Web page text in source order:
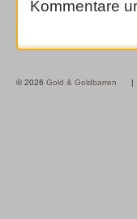
Kommentare
© 2026 Gold & Goldbarren |